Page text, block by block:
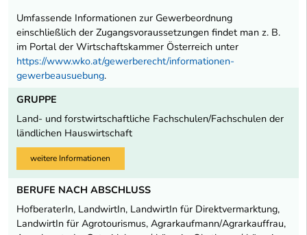
Umfassende Informationen zur Gewerbeordnung
einschließlich der Zugangsvoraussetzungen findet man z. B.
im Portal der Wirtschaftskammer Österreich unter
https://www.wko.at/gewerberecht/informationen-
gewerbeausuebung.
GRUPPE
Land- und forstwirtschaftliche Fachschulen/Fachschulen der
ländlichen Hauswirtschaft
weitere Informationen
BERUFE NACH ABSCHLUSS
HofberaterIn, LandwirtIn, LandwirtIn für Direktvermarktung,
LandwirtIn für Agrotourismus, Agrarkaufmann/Agrarkauffrau,